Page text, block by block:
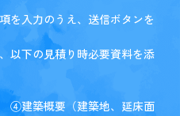
を入力のうえ、送信ボタンを
以下の見積り時必要資料を添
築概要（建築地、延床面